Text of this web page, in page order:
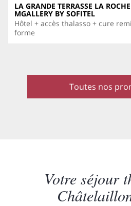
LA GRANDE TERRASSE LA
MGALLERY BY SOFITEL
Hôtel + accès thalasso + cure
forme
Toutes nos
Votre séjour